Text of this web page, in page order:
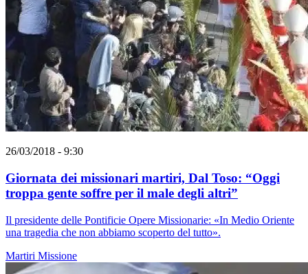
26/03/2018 - 9:30
Giornata dei missionari martiri, Dal Toso: “Oggi
troppa gente soffre per il male degli altri”
Il presidente delle Pontificie Opere Missionarie: «In Medio Oriente
una tragedia che non abbiamo scoperto del tutto».
Martiri Missione